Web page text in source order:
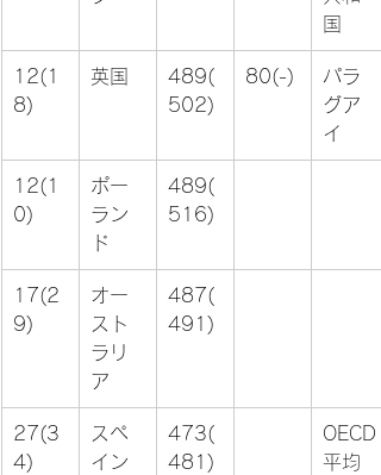
国
12(1
8)
英国
489(
502)
80(-)
パラ
グア
イ
12(1
0)
ポー
ラン
ド
489(
516)
17(2
9)
オー
スト
ラリ
ア
487(
491)
27(3
4)
スペ
イン
473(
481)
OECD
平均